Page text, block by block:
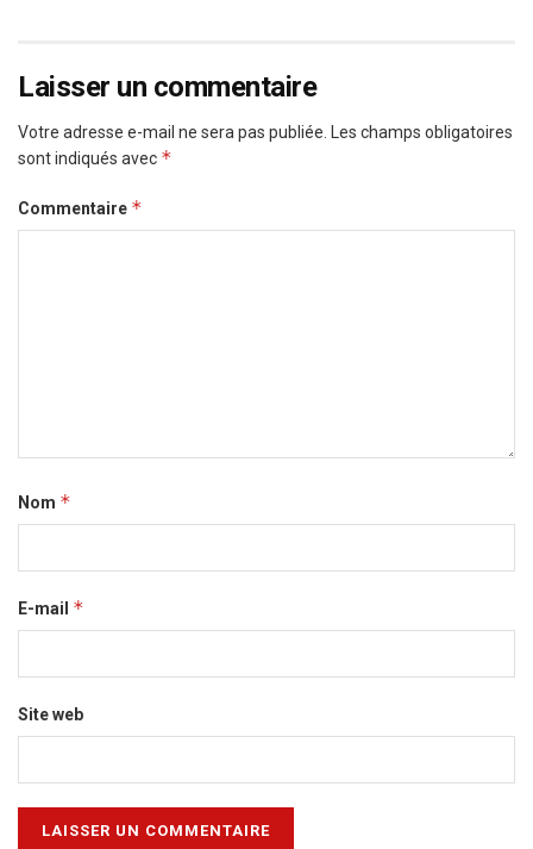
Laisser un commentaire
Votre adresse e-mail ne sera pas publiée. Les champs obligatoires
sont indiqués avec *
Commentaire *
Nom *
E-mail *
Site web